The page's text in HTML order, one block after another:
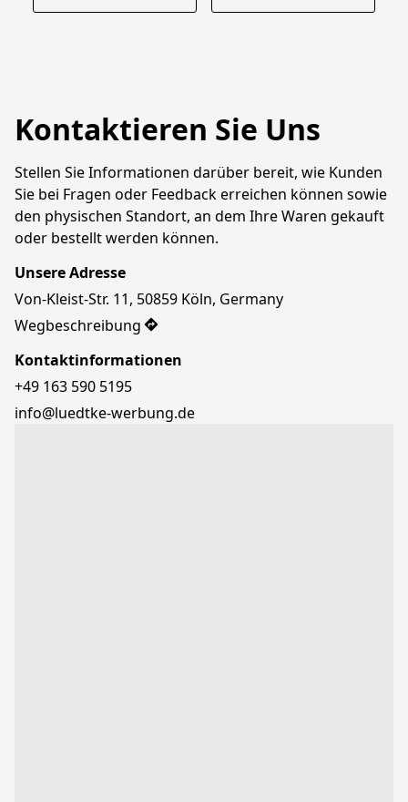
Kontaktieren Sie Uns
Stellen Sie Informationen darüber bereit, wie Kunden
Sie bei Fragen oder Feedback erreichen können sowie
den physischen Standort, an dem Ihre Waren gekauft
oder bestellt werden können.
Unsere Adresse
Von-Kleist-Str. 11, 50859 Köln, Germany
Wegbeschreibung
Kontaktinformationen
+49 163 590 5195
info@luedtke-werbung.de